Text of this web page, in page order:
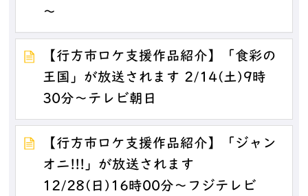
～
【行方市ロケ支援作品紹介】「食彩の
王国」が放送されます 2/14(土)9時
30分～テレビ朝日
【行方市ロケ支援作品紹介】「ジャン
オニ!!!」が放送されます
12/28(日)16時00分～フジテレビ